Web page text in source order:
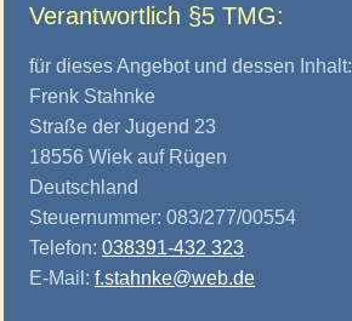
Verantwortlich §5 TMG:
für dieses Angebot und dessen Inhalt:
Frenk Stahnke
Straße der Jugend 23
18556 Wiek auf Rügen
Deutschland
Steuernummer: 083/277/00554
Telefon: 038391-432 323
E-Mail: f.stahnke@web.de